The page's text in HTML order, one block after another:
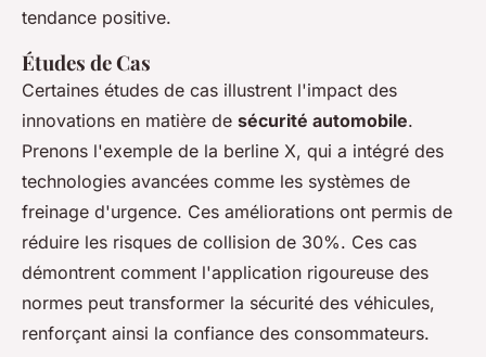
tendance positive.
Études de Cas
Certaines études de cas illustrent l'impact des
innovations en matière de sécurité automobile.
Prenons l'exemple de la berline X, qui a intégré des
technologies avancées comme les systèmes de
freinage d'urgence. Ces améliorations ont permis de
réduire les risques de collision de 30%. Ces cas
démontrent comment l'application rigoureuse des
normes peut transformer la sécurité des véhicules,
renforçant ainsi la confiance des consommateurs.